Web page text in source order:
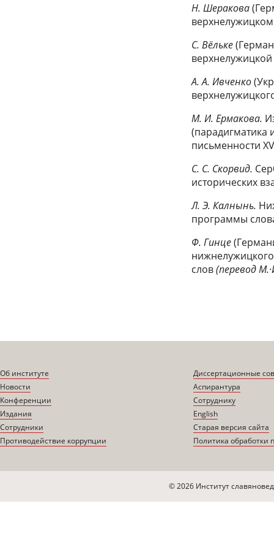
Н. Шеракова
С. Вёльке
А. А. Ивченко
М. И. Ермакова.
(парадигматика
письменности
С. С. Скорвид.
исторических
Л. Э. Калнынь.
программы
Ф. Гинце
слов(перевод М.·
Об институте
Новости
Конференции
Издания
Сотрудники
Противодействие коррупции
Диссертационные
Аспирантура
Сотруднику
English
Старая версия сайта
Политика обработки
© 2026 Институт